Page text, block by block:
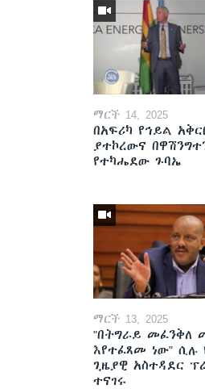
ማርች 14, 2025
በአፍሪካ የኅይል
ያተኮረውና
የተካሔደው ጉባኤ
ማርች 13, 2025
"በትግራይ መፈንቅለ
እየተፈጸመ ነው" ሲሉ
ጊዜያዊ አስተዳደር
ተናገሩ